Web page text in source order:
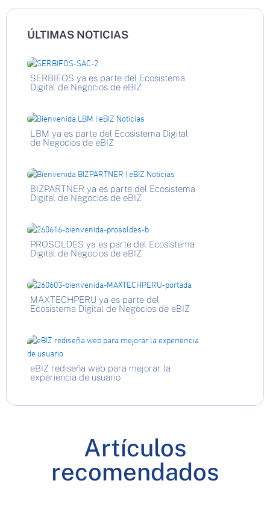
ÚLTIMAS NOTICIAS
SERBIFOS ya es parte del Ecosistema
Digital de Negocios de eBIZ
LBM ya es parte del Ecosistema Digital
de Negocios de eBIZ
BIZPARTNER ya es parte del Ecosistema
Digital de Negocios de eBIZ
PROSOLDES ya es parte del Ecosistema
Digital de Negocios de eBIZ
MAXTECHPERU ya es parte del
Ecosistema Digital de Negocios de eBIZ
eBIZ rediseña web para mejorar la
experiencia de usuario
Artículos
recomendados